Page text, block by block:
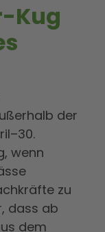
Kug
der
wenn
zu
dass ab
dem